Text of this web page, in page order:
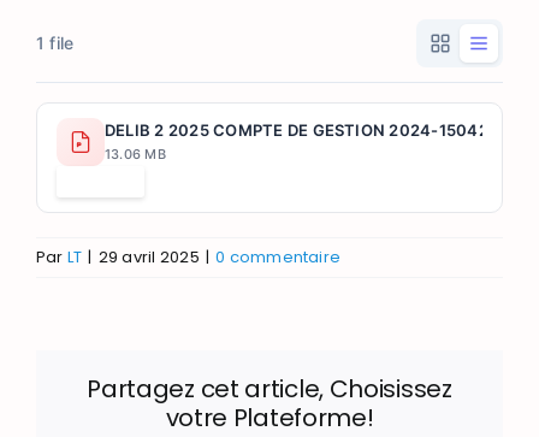
1 file
DELIB 2 2025 COMPTE DE GESTION 2024-
13.06 MB
Par LT | 29 avril 2025 | 0 commentaire
Partagez cet article, Choisissez
votre Plateforme!